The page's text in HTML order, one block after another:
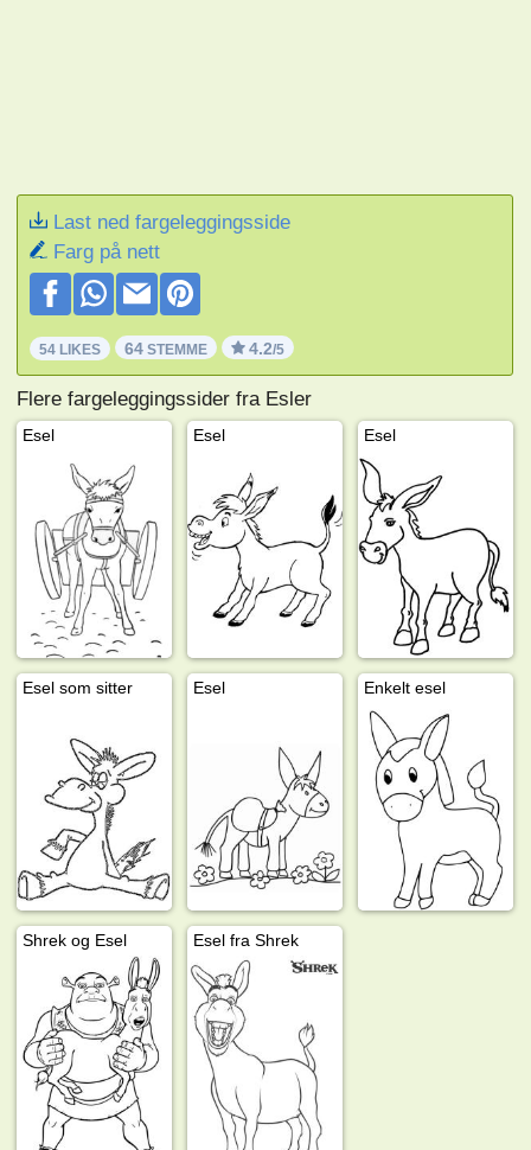
Last ned fargeleggingsside
Farg på nett
54 LIKES 64 STEMME 4.2/5
Flere fargeleggingssider fra Esler
Esel Esel Esel
Esel som sitter Esel Enkelt esel
Shrek og Esel Esel fra Shrek